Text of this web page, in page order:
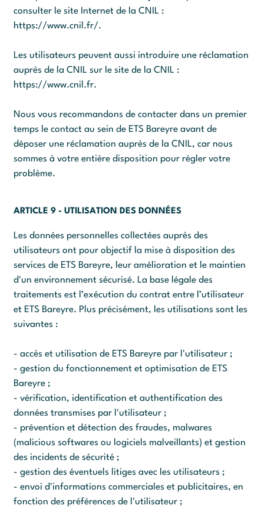
consulter le site Internet de la CNIL :
https://www.cnil.fr/.
Les utilisateurs peuvent aussi introduire une réclamation
auprès de la CNIL sur le site de la CNIL :
https://www.cnil.fr.
Nous vous recommandons de contacter dans un premier
temps le contact au sein de ETS Bareyre avant de
déposer une réclamation auprès de la CNIL, car nous
sommes à votre entière disposition pour régler votre
problème.
ARTICLE 9 - UTILISATION DES DONNÉES
Les données personnelles collectées auprès des
utilisateurs ont pour objectif la mise à disposition des
services de ETS Bareyre, leur amélioration et le maintien
d'un environnement sécurisé. La base légale des
traitements est l’exécution du contrat entre l’utilisateur
et ETS Bareyre. Plus précisément, les utilisations sont les
suivantes :
- accès et utilisation de ETS Bareyre par l'utilisateur ;
- gestion du fonctionnement et optimisation de ETS
Bareyre ;
- vérification, identification et authentification des
données transmises par l'utilisateur ;
- prévention et détection des fraudes, malwares
(malicious softwares ou logiciels malveillants) et gestion
des incidents de sécurité ;
- gestion des éventuels litiges avec les utilisateurs ;
- envoi d'informations commerciales et publicitaires, en
fonction des préférences de l'utilisateur ;